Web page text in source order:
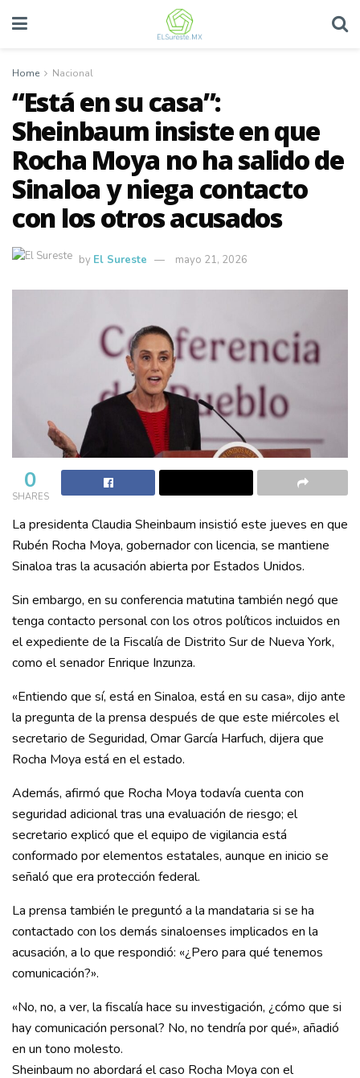
Home Nacional
“Está en su casa”:
Sheinbaum insiste en que
Rocha Moya no ha salido de
Sinaloa y niega contacto
con los otros acusados
by El Sureste mayo 21, 2026
0
SHARES
La presidenta Claudia Sheinbaum insistió este jueves en que
Rubén Rocha Moya, gobernador con licencia, se mantiene
Sinaloa tras la acusación abierta por Estados Unidos.
Sin embargo, en su conferencia matutina también negó que
tenga contacto personal con los otros políticos incluidos en
el expediente de la Fiscalía de Distrito Sur de Nueva York,
como el senador Enrique Inzunza.
«Entiendo que sí, está en Sinaloa, está en su casa», dijo ante
la pregunta de la prensa después de que este miércoles el
secretario de Seguridad, Omar García Harfuch, dijera que
Rocha Moya está en el estado.
Además, afirmó que Rocha Moya todavía cuenta con
seguridad adicional tras una evaluación de riesgo; el
secretario explicó que el equipo de vigilancia está
conformado por elementos estatales, aunque en inicio se
señaló que era protección federal.
La prensa también le preguntó a la mandataria si se ha
contactado con los demás sinaloenses implicados en la
acusación, a lo que respondió: «¿Pero para qué tenemos
comunicación?».
«No, no, a ver, la fiscalía hace su investigación, ¿cómo que si
hay comunicación personal? No, no tendría por qué», añadió
en un tono molesto.
Sheinbaum no abordará el caso Rocha Moya con el